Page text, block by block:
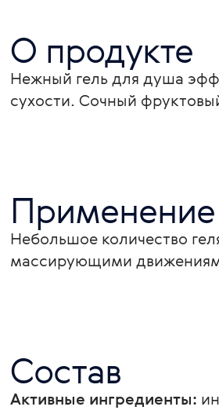
О продукте
Нежный гель для душа
сухости. Сочный
Применение
Небольшое количество
массирующими
Состав
Активные ингредиенты: